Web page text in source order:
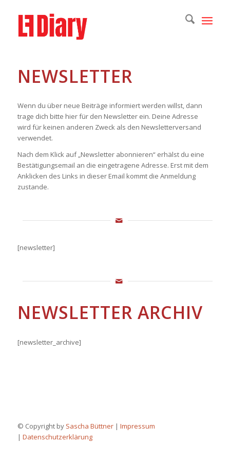
NEWSLETTER
Wenn du über neue Beiträge informiert werden willst, dann
trage dich bitte hier für den Newsletter ein. Deine Adresse
wird für keinen anderen Zweck als den Newsletterversand
verwendet.
Nach dem Klick auf „Newsletter abonnieren“ erhälst du eine
Bestätigungsemail an die eingetragene Adresse. Erst mit dem
Anklicken des Links in dieser Email kommt die Anmeldung
zustande.
[newsletter]
NEWSLETTER ARCHIV
[newsletter_archive]
© Copyright by Sascha Büttner| Impressum
| Datenschutzerklärung